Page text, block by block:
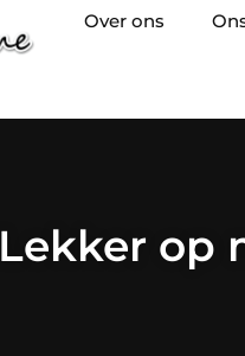
Over ons
Lekker op